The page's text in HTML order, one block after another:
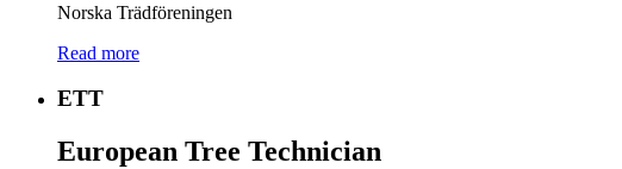
Norska Trädföreningen
Read more
ETT
European Tree Technician